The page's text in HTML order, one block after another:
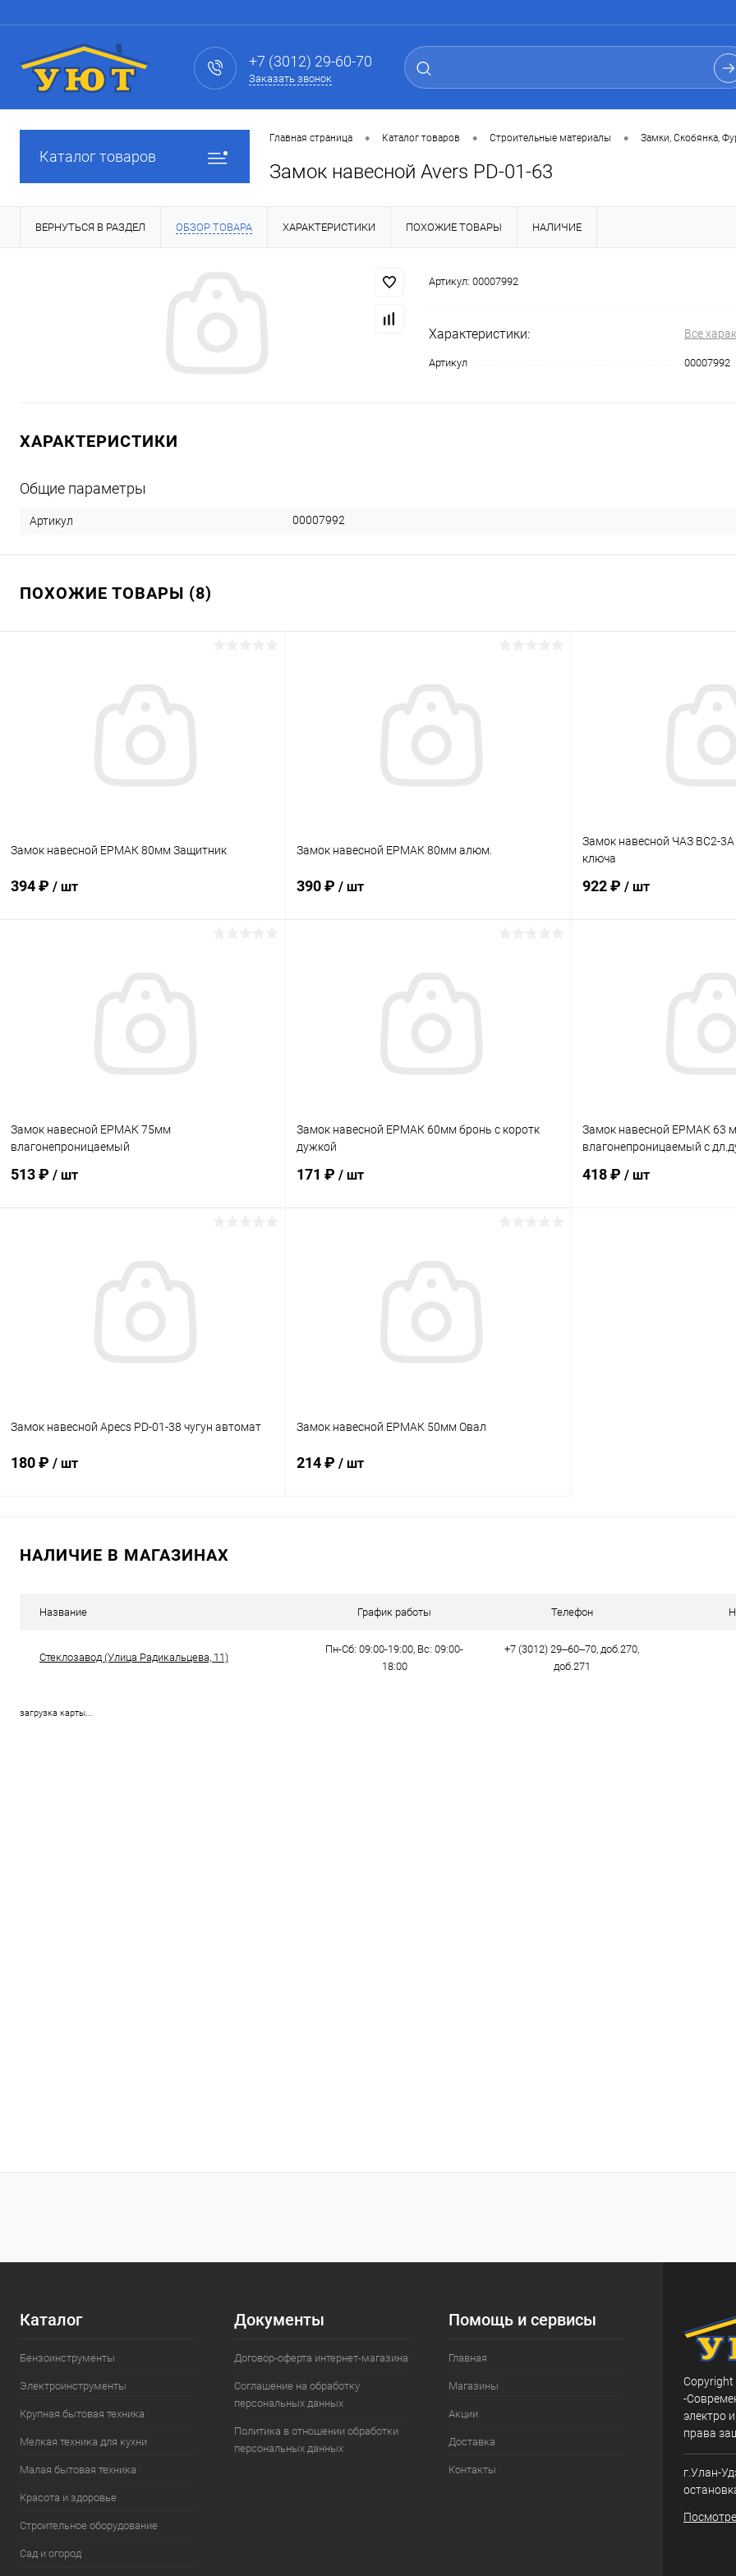
+7 (3012) 29-60-70
Заказать звонок
Каталог товаров
Главная страница • Каталог товаров • Строительные материалы • Замки, Скобянка,
Замок навесной Avers PD-01-63
ВЕРНУТЬСЯ В РАЗДЕЛ ОБЗОР ТОВАРА ХАРАКТЕРИСТИКИ ПОХОЖИЕ ТОВАРЫ НАЛИЧИЕ
Артикул: 00007992
Характеристики: Все
Артикул 00007992
ХАРАКТЕРИСТИКИ
Общие параметры
Артикул 00007992
ПОХОЖИЕ ТОВАРЫ (8)
Замок навесной ЕРМАК 80мм Защитник
394 ₽ / шт
Замок навесной ЕРМАК 80мм алюм.
390 ₽ / шт
Замок навесной ЧАЗ BC2-
ключа
922 ₽ / шт
Замок навесной ЕРМАК 75мм
влагонепроницаемый
513 ₽ / шт
Замок навесной ЕРМАК 60мм бронь с коротк
дужкой
171 ₽ / шт
Замок навесной ЕРМАК 63
влагонепроницаемый с
418 ₽ / шт
Замок навесной Apecs PD-01-38 чугун автомат
180 ₽ / шт
Замок навесной ЕРМАК 50мм Овал
214 ₽ / шт
НАЛИЧИЕ В МАГАЗИНАХ
Название График работы Телефон
Стеклозавод (​Улица Радикальцева, 11)
Пн-Сб: 09:00-19:00, Вс: 09:00-
18:00
+7 (3012) 29‒60‒70, доб.270,
доб.271
загрузка карты...
Каталог
Бензоинструменты
Электроинструменты
Крупная бытовая техника
Мелкая техника для кухни
Малая бытовая техника
Красота и здоровье
Строительное оборудование
Сад и огород
Документы
Договор-оферта интернет-магазина
Соглашение на обработку
персональных данных
Политика в отношении обработки
персональных данных
Помощь и сервисы
Главная
Магазины
Акции
Доставка
Контакты
-
электро
права
г.Улан-